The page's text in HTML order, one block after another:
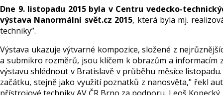
Dne 9. listopadu 2015 byla v Centru vedecko-
výstava Nanormální svět.cz 2015, která byla mj.
techniky”.
Výstava ukazuje výtvarné kompozice, složené z
a submikro rozměrů, jsou klíčem k obrazům a informacím
výstavu shlédnout v Bratislavě v průběhu měsíce
začátku, stejně jako využití poznatků z nanosvěta," řekl